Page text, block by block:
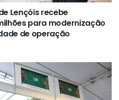
Lençóis recebe
para modernização
de operação